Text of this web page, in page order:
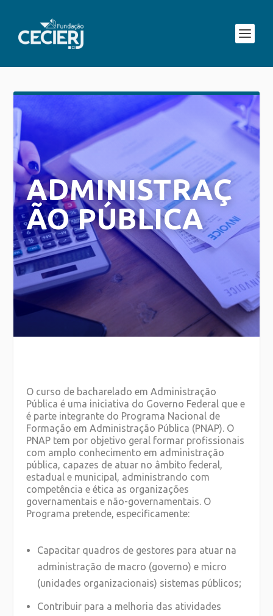
ADMINISTRAÇ
ÃO PÚBLICA
O curso de bacharelado em Administração
Pública é uma iniciativa do Governo Federal que e
é parte integrante do Programa Nacional de
Formação em Administração Pública (PNAP). O
PNAP tem por objetivo geral formar profissionais
com amplo conhecimento em administração
pública, capazes de atuar no âmbito federal,
estadual e municipal, administrando com
competência e ética as organizações
governamentais e não-governamentais. O
Programa pretende, especificamente:
Capacitar quadros de gestores para atuar na
administração de macro (governo) e micro
(unidades organizacionais) sistemas públicos;
Contribuir para a melhoria das atividades